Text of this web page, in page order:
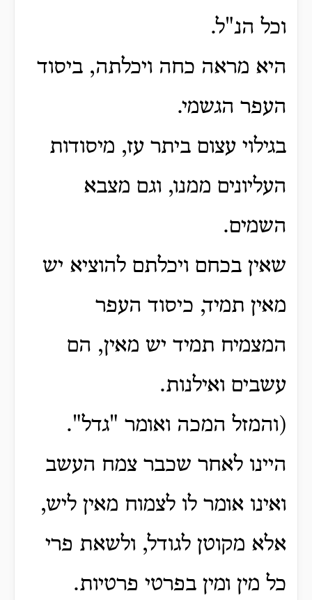
וכל הנ"ל.
היא מראה כחה ויכלתה, ביסוד
העפר הגשמי.
בגילוי עצום ביתר עז, מיסודות
העליונים ממנו, וגם מצבא
השמים.
שאין בכחם ויכלתם להוציא יש
מאין תמיד, כיסוד העפר
המצמיח תמיד יש מאין, הם
עשבים ואילנות.
(והמזל המכה ואומר "גדל".
היינו לאחר שכבר צמח העשב
ואינו אומר לו לצמוח מאין ליש,
אלא מקוטן לגודל, ולשאת פרי
כל מין ומין בפרטי פרטיות.